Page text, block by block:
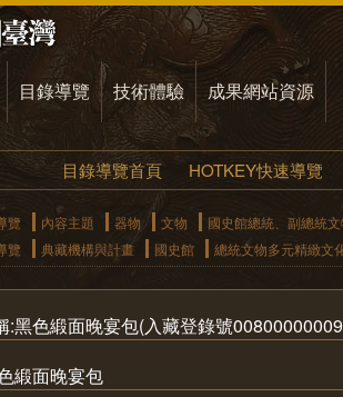
目錄導覽 技術體驗 成果網站資源
目錄導覽首頁 HOTKEY快速導覽
覽 內容主題 器物 文物
國史館總統、副總統
覽 典藏機構與計畫 國史館 總統文物多元精緻文
:黑色緞面晚宴包(入藏登錄號
緞面晚宴包